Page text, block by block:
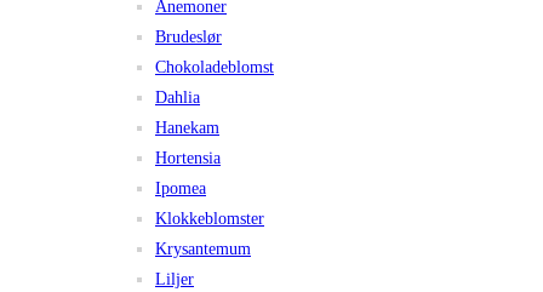
Anemoner
Brudeslør
Chokoladeblomst
Dahlia
Hanekam
Hortensia
Ipomea
Klokkeblomster
Krysantemum
Liljer